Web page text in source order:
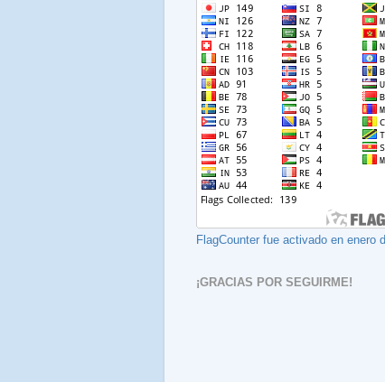
FlagCounter fue activado en enero
¡GRACIAS POR SEGUIRME!